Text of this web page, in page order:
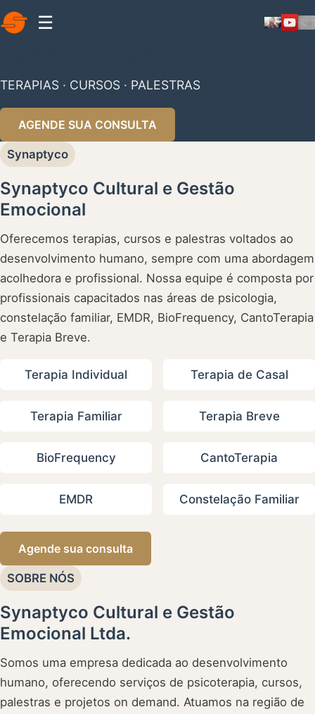
☰
TERAPIAS · CURSOS · PALESTRAS
AGENDE SUA CONSULTA
Synaptyco
Synaptyco Cultural e Gestão
Emocional
Oferecemos terapias, cursos e palestras voltados ao
desenvolvimento humano, sempre com uma abordagem
acolhedora e profissional. Nossa equipe é composta por
profissionais capacitados nas áreas de psicologia,
constelação familiar, EMDR, BioFrequency, CantoTerapia
e Terapia Breve.
Terapia Individual Terapia de Casal
Terapia Familiar Terapia Breve
BioFrequency CantoTerapia
EMDR Constelação Familiar
Agende sua consulta
SOBRE NÓS
Synaptyco Cultural e Gestão
Emocional Ltda.
Somos uma empresa dedicada ao desenvolvimento
humano, oferecendo serviços de psicoterapia, cursos,
palestras e projetos on demand. Atuamos na região de